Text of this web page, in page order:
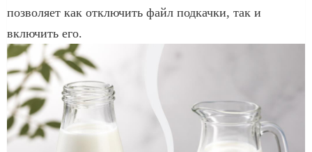
позволяет как отключить файл подкачки, так и
включить его.